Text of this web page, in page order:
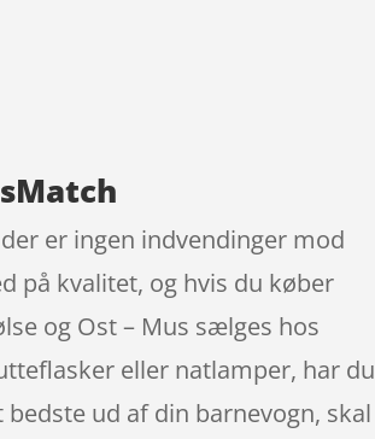
er ingen indvendinger mod
på kvalitet, og hvis du køber
og Ost – Mus sælges hos
eller natlamper, har du
ud af din barnevogn, skal